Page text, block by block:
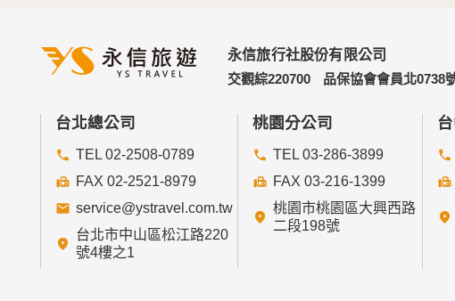
永信旅行社股份有限公司
交觀綜220700
品保協會會員北0738
台北總公司
TEL 02-2508-0789
FAX 02-2521-8979
service@ystravel.com.tw
台北市中山區松江路220
號4樓之1
桃園分公司
TEL 03-286-3899
FAX 03-216-1399
桃園市桃園區大興西路
二段198號